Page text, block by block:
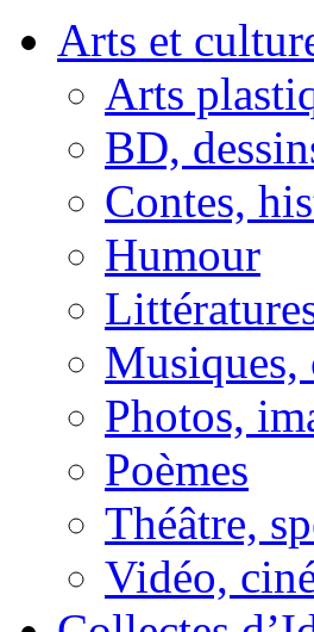
Arts et
Arts
BD,
Contes,
Humour
Musiques,
Photos,
Poèmes
Théâtre,
Vidéo,